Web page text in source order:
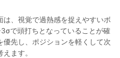
、視覚で過熱感を捉えやすいボ
で頭打ちとなっていることが確
先し、ポジションを軽くして次
ます。